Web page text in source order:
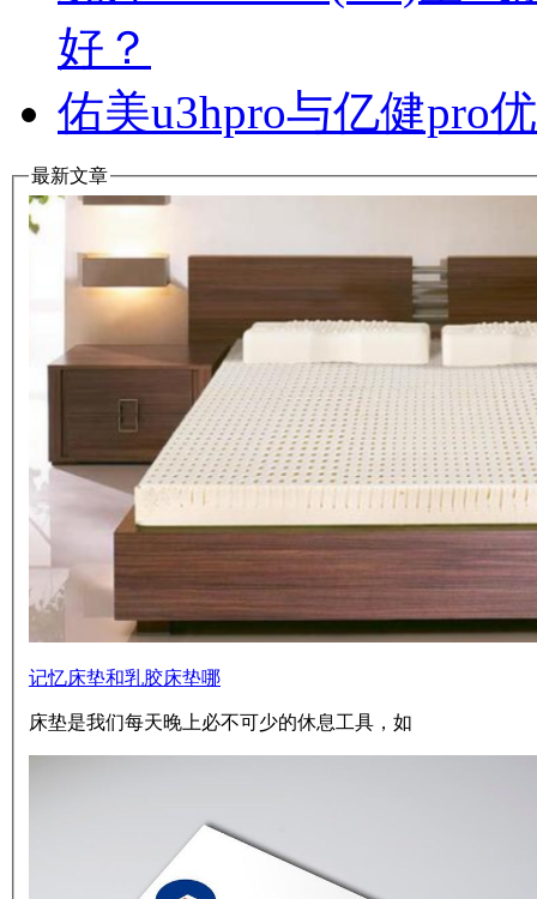
好？
佑美u3hpro与亿健pro
最新文章
记忆床垫和乳胶床垫哪
床垫是我们每天晚上必不可少的休息工具，如